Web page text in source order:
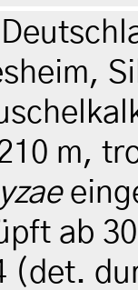
m,
ab
(det.